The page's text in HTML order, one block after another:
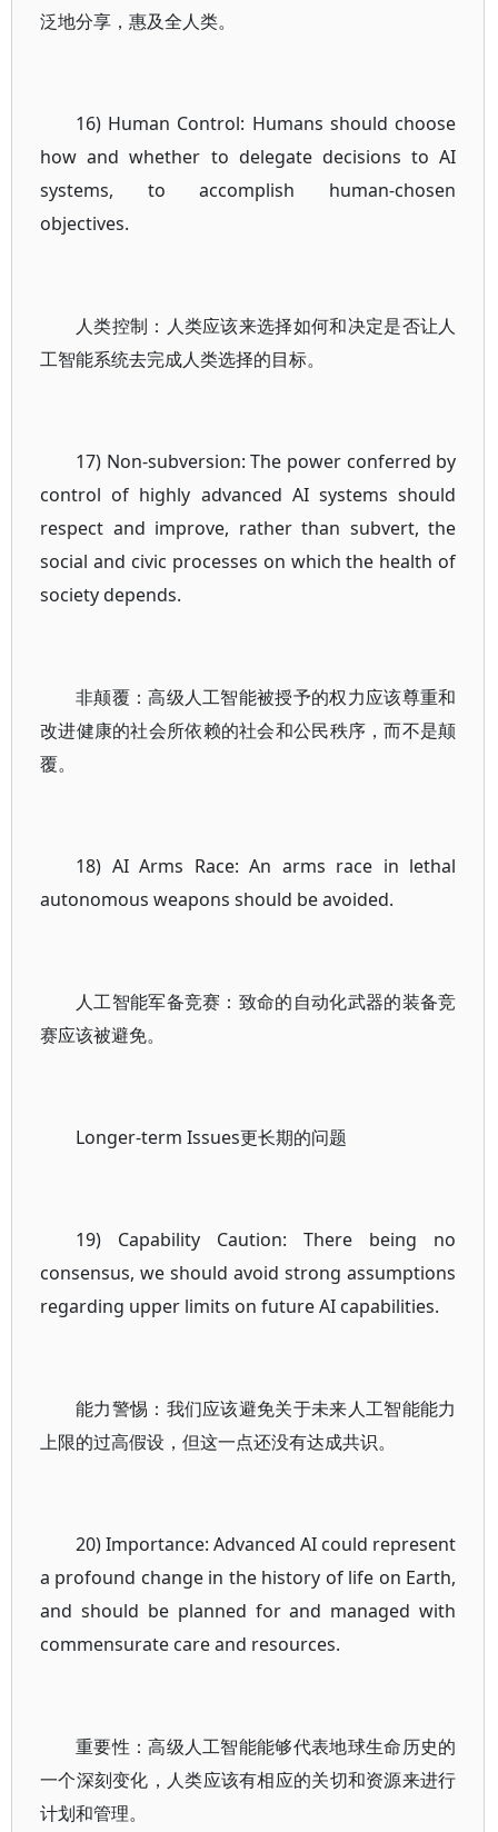
泛地分享，惠及全人类。
16) Human Control: Humans should choose
how and whether to delegate decisions to AI
systems, to accomplish human-chosen
objectives.
人类控制：人类应该来选择如何和决定是否让人
工智能系统去完成人类选择的目标。
17) Non-subversion: The power conferred by
control of highly advanced AI systems should
respect and improve, rather than subvert, the
social and civic processes on which the health of
society depends.
非颠覆：高级人工智能被授予的权力应该尊重和
改进健康的社会所依赖的社会和公民秩序，而不是颠
覆。
18) AI Arms Race: An arms race in lethal
autonomous weapons should be avoided.
人工智能军备竞赛：致命的自动化武器的装备竞
赛应该被避免。
Longer-term Issues更长期的问题
19) Capability Caution: There being no
consensus, we should avoid strong assumptions
regarding upper limits on future AI capabilities.
能力警惕：我们应该避免关于未来人工智能能力
上限的过高假设，但这一点还没有达成共识。
20) Importance: Advanced AI could represent
a profound change in the history of life on Earth,
and should be planned for and managed with
commensurate care and resources.
重要性：高级人工智能能够代表地球生命历史的
一个深刻变化，人类应该有相应的关切和资源来进行
计划和管理。